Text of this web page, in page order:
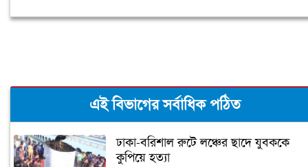
এই বিভাগের সর্বাধিক পঠিত
ঢাকা-বরিশাল রুটে লঞ্চের ছাদে যুবককে
কুপিয়ে হত্যা